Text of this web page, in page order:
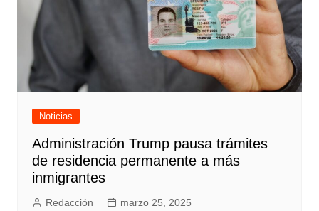
Noticias
Administración Trump pausa trámites
de residencia permanente a más
inmigrantes
Redacción marzo 25, 2025